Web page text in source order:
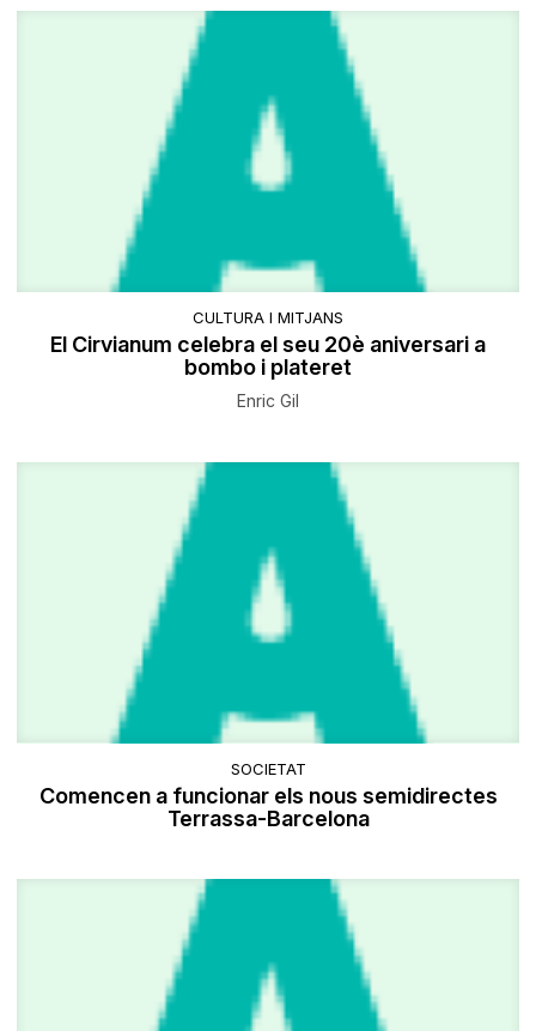
CULTURA I MITJANS
El Cirvianum celebra el seu 20è aniversari a
bombo i plateret
Enric Gil
SOCIETAT
Comencen a funcionar els nous semidirectes
Terrassa-Barcelona